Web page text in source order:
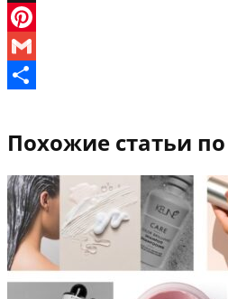
X
Pinterest
Gmail
Похожие статьи